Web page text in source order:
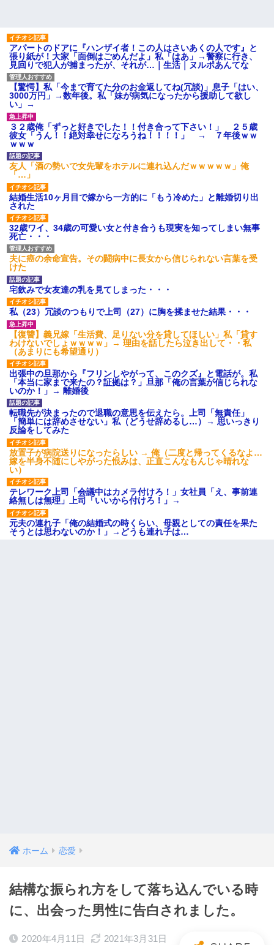
アパートのドアに『ハンザイ者！この人はさいあくの人です』と
張り紙が！大家「面倒はごめんだよ」私「はあ」→警察に行き、
見回りで犯人が捕まったが、それが…｜生活｜ヌルポあんてな
【驚愕】私「今まで育てた分のお金返してね(冗談)」息子「はい、
3000万円」→数年後。私「妹が病気になったから援助して欲し
い」→
３２歳俺「ずっと好きでした！！付き合って下さい！」 ２５歳
彼女「うん！！絶対幸せになろうね！！！！」 → ７年後ｗｗ
ｗｗｗ
友人「酒の勢いで女先輩をホテルに連れ込んだｗｗｗｗｗ」俺
「…」
結婚生活10ヶ月目で嫁から一方的に「もう冷めた」と離婚切り出
された
32歳ワイ、34歳の可愛い女と付き合うも現実を知ってしまい無事
死亡・・・
夫に癌の余命宣告。その闘病中に長女から信じられない言葉を受
けた
宅飲みで女友達の乳を見てしまった・・・
私（23）冗談のつもりで上司（27）に胸を揉ませた結果・・・
【復讐】義兄嫁「生活費、足りない分を貸してほしい」私「貸す
わけないでしょｗｗｗｗ」→ 理由を話したら泣き出して・・私
（あまりにも希望通り）
出張中の旦那から『フリンしやがって、このクズ』と電話が。私
「本当に家まで来たの？証拠は？」旦那「俺の言葉が信じられな
いのか！」→ 離婚後
転職先が決まったので退職の意思を伝えたら。上司「無責任」
「簡単には辞めさせない」私（どうせ辞めるし…）→ 思いっきり
反論をしてみた
放置子が病院送りになったらしい → 俺（二度と帰ってくるなよ…
嫁を半身不随にしやがった恨みは、正直こんなもんじゃ晴れな
い）
テレワーク上司「会議中はカメラ付けろ！」女社員「え、事前連
絡無しは無理」上司「いいから付けろ！」→
元夫の連れ子「俺の結婚式の時くらい、母親としての責任を果た
そうとは思わないのか！」→どうも連れ子は…
ホーム 恋愛
結構な振られ方をして落ち込んでいる時
に、出会った男性に告白されました。
2020年4月11日 2021年3月31日